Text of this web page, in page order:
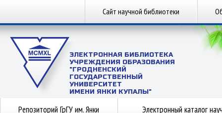
Сайт научной библиотеки
ЭЛЕКТРОННАЯ БИБЛИОТЕКА
УЧРЕЖДЕНИЯ ОБРАЗОВАНИЯ
"ГРОДНЕНСКИЙ
ГОСУДАРСТВЕННЫЙ
УНИВЕРСИТЕТ
ИМЕНИ ЯНКИ КУПАЛЫ"
Репозиторий ГрГУ им. Янки Электронный каталог